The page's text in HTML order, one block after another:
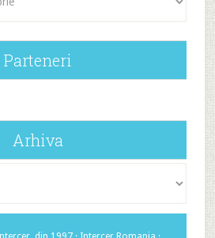
Parteneri
Arhiva